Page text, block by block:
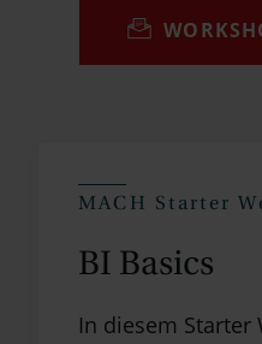
MACH Starter
BI Basics
In diesem Starter